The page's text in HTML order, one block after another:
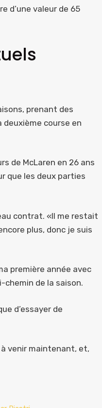
d’une valeur de 65
prenant des
deuxième course en
de McLaren en 26 ans
que les deux parties
contrat. «Il me restait
plus, donc je suis
première année avec
chemin de la saison.
d’essayer de
venir maintenant, et,